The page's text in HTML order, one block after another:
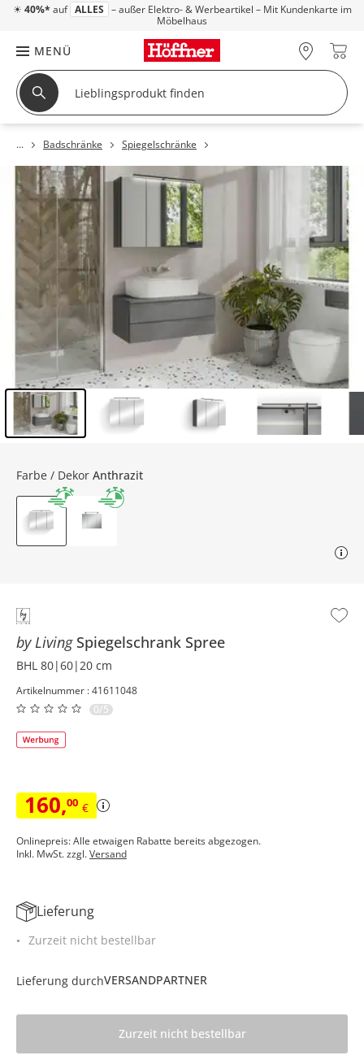
☀ 40%* auf ALLES – außer Elektro- & Werbeartikel – Mit Kundenkarte im
Möbelhaus
MENÜ
Badschränke Spiegelschränke
by Living Spiegelschrank Spree
BHL 80|60|20 cm
Artikelnummer : 41611048
0/5
160,00 €
Onlinepreis: Alle etwaigen Rabatte bereits abgezogen.
Inkl. MwSt. zzgl.Versand
Farbe / Dekor Anthrazit
Lieferung
Zurzeit nicht bestellbar
Lieferung durchVERSANDPARTNER
Zurzeit nicht bestellbar